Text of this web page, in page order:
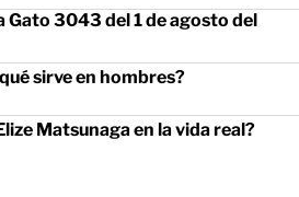
Gato 3043 del 1 de agosto del
sirve en hombres?
Matsunaga en la vida real?